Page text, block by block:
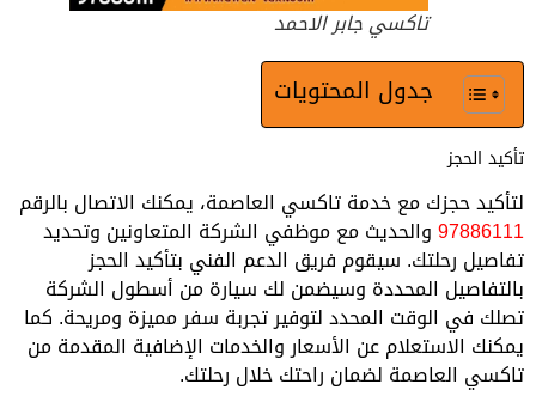
تاكسي جابر الاحمد
جدول المحتويات
تأكيد الحجز
لتأكيد حجزك مع خدمة تاكسي العاصمة، يمكنك الاتصال بالرقم
97886111والحديث مع موظفي الشركة المتعاونين وتحديد
تفاصيل رحلتك. سيقوم فريق الدعم الفني بتأكيد الحجز
بالتفاصيل المحددة وسيضمن لك سيارة من أسطول الشركة
تصلك في الوقت المحدد لتوفير تجربة سفر مميزة ومريحة. كما
يمكنك الاستعلام عن الأسعار والخدمات الإضافية المقدمة من
تاكسي العاصمة لضمان راحتك خلال رحلتك.